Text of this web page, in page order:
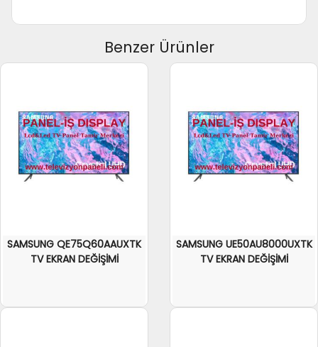
kıyaslandığında ortalama %60 ile %70 arası tasarruf sağladığı
için televizyonunuz ekran değişimi yaptırmaya değer.
Benzer Ürünler
SAMSUNG QE75Q60AAUXTK
TV EKRAN DEĞİŞİMİ
SAMSUNG UE50AU8000UXTK
TV EKRAN DEĞİŞİMİ